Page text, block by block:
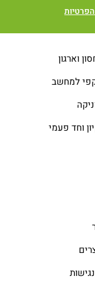
הפרטיות
וארגון
למחשב
וחד פעמי